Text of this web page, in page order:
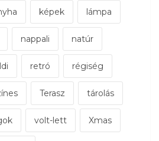
képek lámpa
nappali natúr
retró régiség
Terasz tárolás
volt-lett Xmas